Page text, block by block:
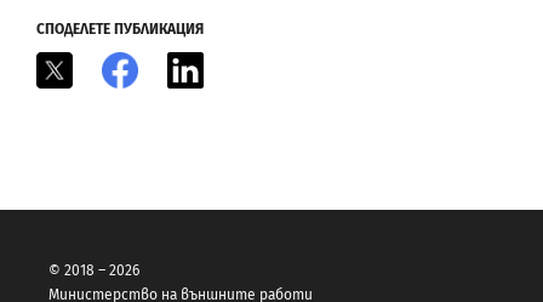
СПОДЕЛЕТЕ ПУБЛИКАЦИЯ
Facebook
© 2018 – 2026
Министерство на външните работи